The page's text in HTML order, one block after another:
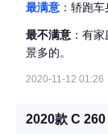
最满意 ：轿跑
最不满意 ：有
景多的。
2020-11-12 01:26
2020款 C